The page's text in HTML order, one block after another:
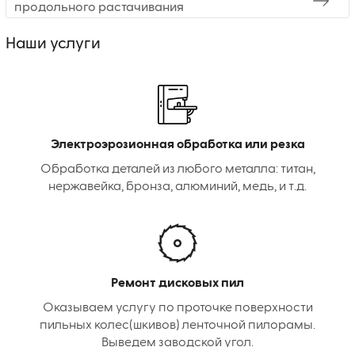
продольного растачивания
Наши услуги
Электроэрозионная обработка или резка
Обработка деталей из любого металла: титан,
нержавейка, бронза, алюминий, медь, и т.д.
Ремонт дисковых пил
Оказываем услугу по проточке поверхности
пильных колес(шкивов) ленточной пилорамы.
Выведем заводской угол.